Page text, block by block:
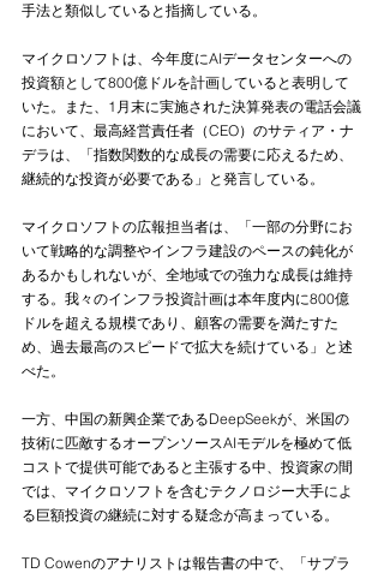
手法と類似していると指摘している。
マイクロソフトは、今年度にAIデータセンターへの
投資額として800億ドルを計画していると表明して
いた。また、1月末に実施された決算発表の電話会議
において、最高経営責任者（CEO）のサティア・ナ
デラは、「指数関数的な成長の需要に応えるため、
継続的な投資が必要である」と発言している。
マイクロソフトの広報担当者は、「一部の分野にお
いて戦略的な調整やインフラ建設のペースの鈍化が
あるかもしれないが、全地域での強力な成長は維持
する。我々のインフラ投資計画は本年度内に800億
ドルを超える規模であり、顧客の需要を満たすた
め、過去最高のスピードで拡大を続けている」と述
べた。
一方、中国の新興企業であるDeepSeekが、米国の
技術に匹敵するオープンソースAIモデルを極めて低
コストで提供可能であると主張する中、投資家の間
では、マイクロソフトを含むテクノロジー大手によ
る巨額投資の継続に対する疑念が高まっている。
TD Cowenのアナリストは報告書の中で、「サプラ